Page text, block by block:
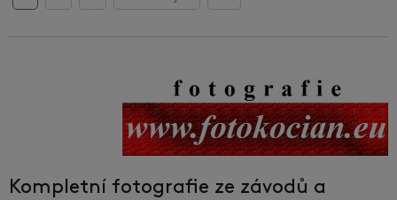
Kompletní fotografie ze závodů a